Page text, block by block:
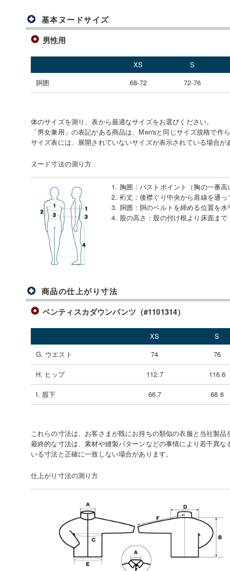
基本ヌードサイズ
男性用
XS
S
胴囲
68-72 72-76
体のサイズを測り、表から最適なサイズをお選びください。
「男女兼用」の表記がある商品は、Men'sと同じサイズ規格で作
サイズ表には、展開されていないサイズが表示されている場合が
ヌード寸法の測り方
1. 胸囲 ：バストポイント（胸の一番
2. 裄丈 ：後襟ぐり中央から肩線を通
3. 胴囲 ： 胴のベルトを締める位置を
4. 股の高さ ： 股の付け根より床面まで
商品の仕上がり寸法
ベンティスカダウンパンツ（#1101314）
XS
S
G. ウエスト
74 76
H. ヒップ 112.7 116.6
I. 股下 66.7 68.6
これらの寸法は、お客さまが既にお持ちの類似の衣服と当社製
最終的な寸法は、素材や縫製パターンなどの事情により若干異
いる寸法と正確に一致しない場合があります。
仕上がり寸法の測り方